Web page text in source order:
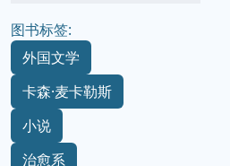
图书标签:
外国文学
卡森·麦卡勒斯
小说
治愈系